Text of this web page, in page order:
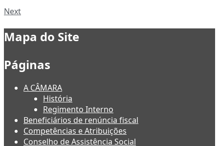
Next
Mapa do Site
Páginas
A CÂMARA
História
Regimento Interno
Beneficiários de renúncia fiscal
Competências e Atribuições
Conselho de Assistência Social